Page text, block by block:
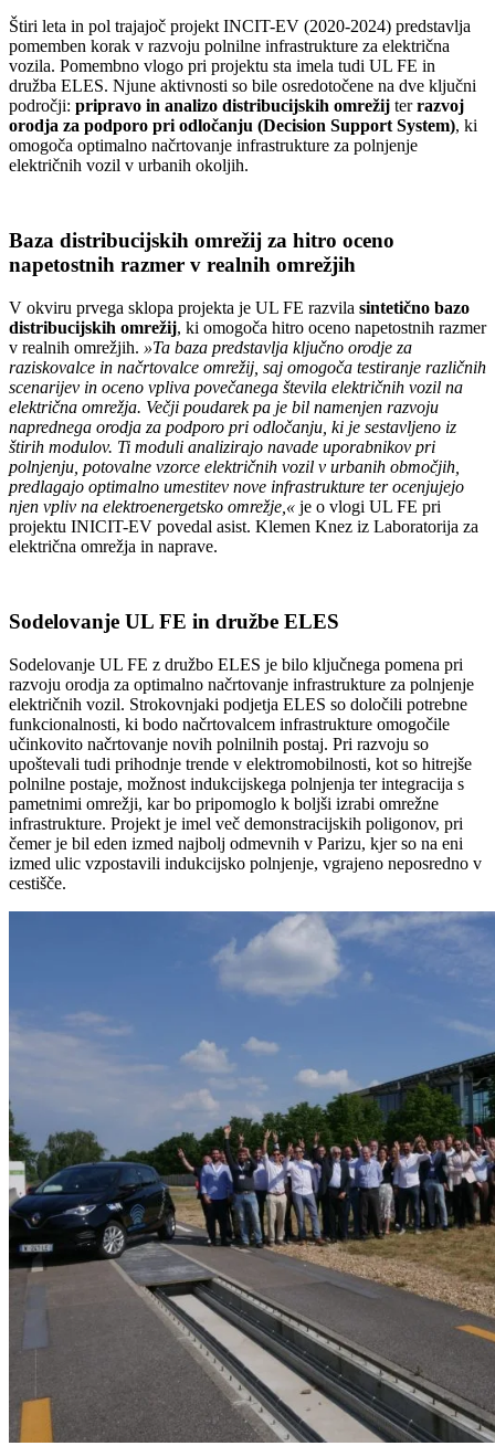
Štiri leta in pol trajajoč projekt INCIT-EV (2020-2024) predstavlja
pomemben korak v razvoju polnilne infrastrukture za električna
vozila. Pomembno vlogo pri projektu sta imela tudi UL FE in
družba ELES. Njune aktivnosti so bile osredotočene na dve ključni
področji: pripravo in analizo distribucijskih omrežij terrazvoj
orodja za podporo pri odločanju (Decision Support System), ki
omogoča optimalno načrtovanje infrastrukture za polnjenje
električnih vozil v urbanih okoljih.
Baza distribucijskih omrežij za hitro oceno
napetostnih razmer v realnih omrežjih
V okviru prvega sklopa projekta je UL FE razvila sintetično bazo
distribucijskih omrežij, ki omogoča hitro oceno napetostnih razmer
v realnih omrežjih. »Ta baza predstavlja ključno orodje za
raziskovalce in načrtovalce omrežij, saj omogoča testiranje različnih
scenarijev in oceno vpliva povečanega števila električnih vozil na
električna omrežja. Večji poudarek pa je bil namenjen razvoju
naprednega orodja za podporo pri odločanju, ki je sestavljeno iz
štirih modulov. Ti moduli analizirajo navade uporabnikov pri
polnjenju, potovalne vzorce električnih vozil v urbanih območjih,
predlagajo optimalno umestitev nove infrastrukture ter ocenjujejo
njen vpliv na elektroenergetsko omrežje,« je o vlogi UL FE pri
projektu INICIT-EV povedal asist. Klemen Knez iz Laboratorija za
električna omrežja in naprave.
Sodelovanje UL FE in družbe ELES
Sodelovanje UL FE z družbo ELES je bilo ključnega pomena pri
razvoju orodja za optimalno načrtovanje infrastrukture za polnjenje
električnih vozil. Strokovnjaki podjetja ELES so določili potrebne
funkcionalnosti, ki bodo načrtovalcem infrastrukture omogočile
učinkovito načrtovanje novih polnilnih postaj. Pri razvoju so
upoštevali tudi prihodnje trende v elektromobilnosti, kot so hitrejše
polnilne postaje, možnost indukcijskega polnjenja ter integracija s
pametnimi omrežji, kar bo pripomoglo k boljši izrabi omrežne
infrastrukture. Projekt je imel več demonstracijskih poligonov, pri
čemer je bil eden izmed najbolj odmevnih v Parizu, kjer so na eni
izmed ulic vzpostavili indukcijsko polnjenje, vgrajeno neposredno v
cestišče.